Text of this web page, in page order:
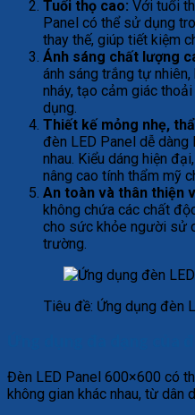
Tuổi thọ cao: Với tuổi
Panel có thể sử dụng
thay thế, giúp tiết kiệm
Ánh sáng chất lượng
ánh sáng trắng tự
nháy, tạo cảm giác
dụng.
Thiết kế mỏng nhẹ,
đèn LED Panel dễ
nhau. Kiểu dáng hiện
nâng cao tính thẩm mỹ
An toàn và thân thiện
không chứa các chất
cho sức khỏe người sử
trường.
Tiêu đề: Ứng dụng đèn
Đèn LED Panel 600×600 có
không gian khác nhau, từ dân